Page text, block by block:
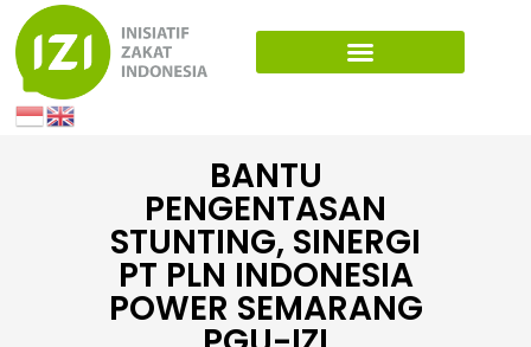
BANTU
PENGENTASAN
STUNTING, SINERGI
PT PLN INDONESIA
POWER SEMARANG